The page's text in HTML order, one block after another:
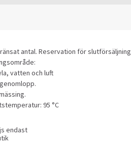
antal. Reservation för slutförsäljning
vatten och luft
95 °C
endast